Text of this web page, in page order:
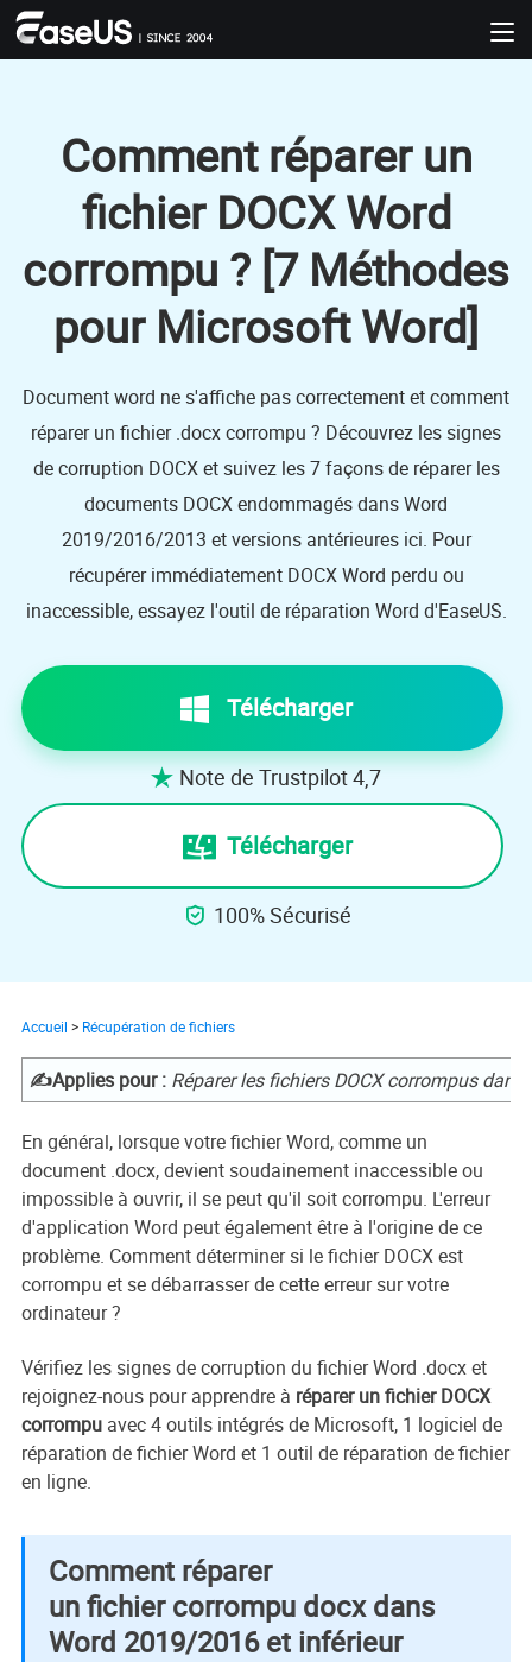
Comment réparer un
fichier DOCX Word
corrompu ? [7 Méthodes
pour Microsoft Word]
Document word ne s'affiche pas correctement et comment
réparer un fichier .docx corrompu ? Découvrez les signes
de corruption DOCX et suivez les 7 façons de réparer les
documents DOCX endommagés dans Word
2019/2016/2013 et versions antérieures ici. Pour
récupérer immédiatement DOCX Word perdu ou
inaccessible, essayez l'outil de réparation Word d'EaseUS.
Télécharger
 Note de Trustpilot 4,7
Télécharger
 100% Sécurisé
Accueil > Récupération de fichiers
✍️Applies pour : Réparer les fichiers DOCX corrompus
En général, lorsque votre fichier Word, comme un
document .docx, devient soudainement inaccessible ou
impossible à ouvrir, il se peut qu'il soit corrompu. L'erreur
d'application Word peut également être à l'origine de ce
problème. Comment déterminer si le fichier DOCX est
corrompu et se débarrasser de cette erreur sur votre
ordinateur ?
Vérifiez les signes de corruption du fichier Word .docx et
rejoignez-nous pour apprendre à réparer un fichier DOCX
corrompu avec 4 outils intégrés de Microsoft, 1 logiciel de
réparation de fichier Word et 1 outil de réparation de fichier
en ligne.
Comment réparer
un fichier corrompu docx dans
Word 2019/2016 et inférieur